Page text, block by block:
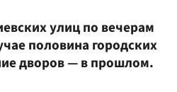
улиц по вечерам
половина городских
дворов — в прошлом.